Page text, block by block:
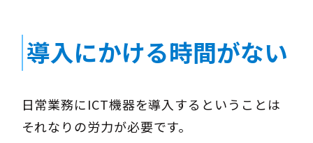
導入にかける時間がない
日常業務にICT機器を導入するということは
それなりの労力が必要です。